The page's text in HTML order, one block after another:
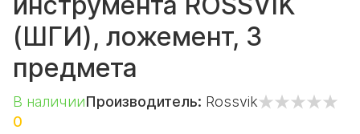
(ШГИ), ложемент, 3
предмета
В наличииПроизводитель: Rossvik
0